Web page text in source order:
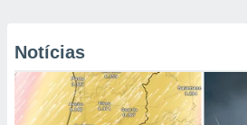
Notícias